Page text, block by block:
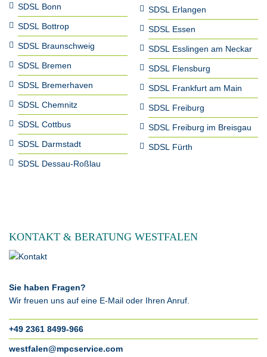
SDSL Bonn
SDSL Bottrop
SDSL Braunschweig
SDSL Bremen
SDSL Bremerhaven
SDSL Chemnitz
SDSL Cottbus
SDSL Darmstadt
SDSL Dessau-Roßlau
SDSL Erlangen
SDSL Essen
SDSL Esslingen am Neckar
SDSL Flensburg
SDSL Frankfurt am Main
SDSL Freiburg
SDSL Freiburg im Breisgau
SDSL Fürth
KONTAKT & BERATUNG WESTFALEN
Sie haben Fragen?
Wir freuen uns auf eine E-Mail oder Ihren Anruf.
+49 2361 8499-966
westfalen@mpcservice.com